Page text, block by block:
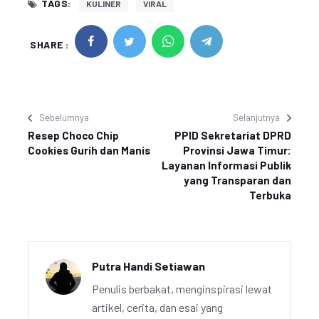
TAGS: KULINER VIRAL
SHARE :
Sebelumnya
Resep Choco Chip
Cookies Gurih dan Manis
Selanjutnya
PPID Sekretariat DPRD
Provinsi Jawa Timur:
Layanan Informasi Publik
yang Transparan dan
Terbuka
Putra Handi Setiawan
Penulis berbakat, menginspirasi lewat
artikel, cerita, dan esai yang